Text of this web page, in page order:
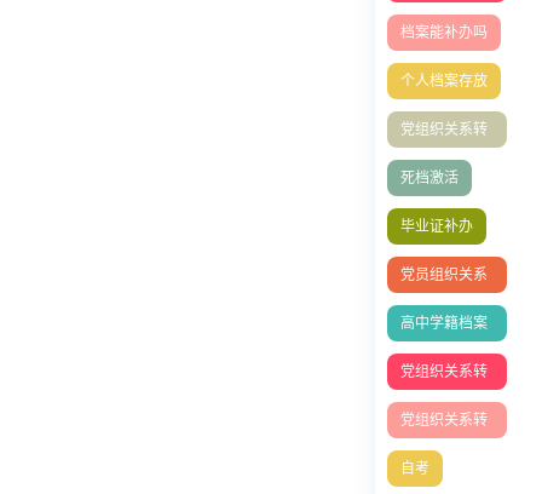
么办
档案能补办吗
个人档案存放
党组织关系转
移指南
死档激活
毕业证补办
党员组织关系
转移全流程指
南
高中学籍档案
补办
党组织关系转
接
党组织关系转
移
自考